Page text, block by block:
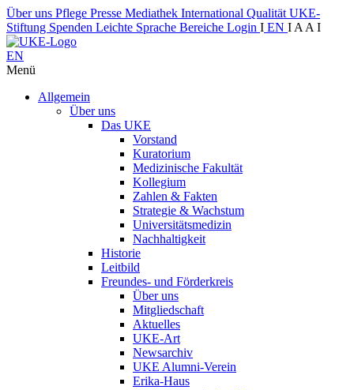
Über uns Pflege Presse Mediathek International Qualität UKE-
Stiftung Spenden Leichte Sprache Bereiche Login I EN I A A I
EN
Menü
Allgemein
Über uns
Das UKE
Vorstand
Kuratorium
Medizinische Fakultät
Kollegium
Zahlen & Fakten
Strategie & Wachstum
Universitätsmedizin
Nachhaltigkeit
Historie
Leitbild
Freundes- und Förderkreis
Über uns
Mitgliedschaft
Aktuelles
UKE-Art
Newsarchiv
UKE Alumni-Verein
Erika-Haus